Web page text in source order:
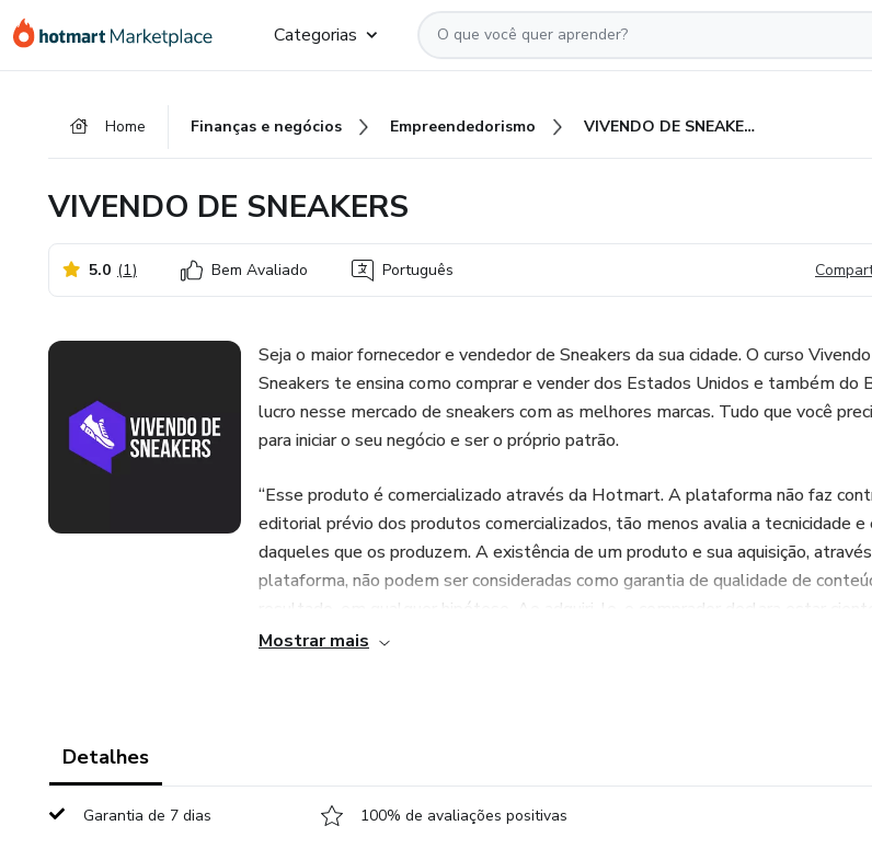
para
para
para
Categorias
Home Finanças e negócios Empreendedorismo VIVENDO DE SNEAKERS
VIVENDO DE SNEAKERS
5.0 (1) Bem Avaliado Português
Seja o maior fornecedor e vendedor de Sneakers da sua cidade. O curso
Sneakers te ensina como comprar e vender dos Estados Unidos e também do
lucro nesse mercado de sneakers com as melhores marcas. Tudo que você
para iniciar o seu negócio e ser o próprio patrão.
“Esse produto é comercializado através da Hotmart. A plataforma não faz
editorial prévio dos produtos comercializados, tão menos avalia a tecnicidade e
daqueles que os produzem. A existência de um produto e sua aquisição, através
plataforma, não podem ser consideradas como garantia de qualidade de
resultado, em qualquer hipótese. Ao adquiri-lo, o comprador declara estar
informações. Os termos e políticas da Hotmart podem ser acessados aqui,
Mostrar mais
Detalhes
Garantia de 7 dias 100% de avaliações positivas